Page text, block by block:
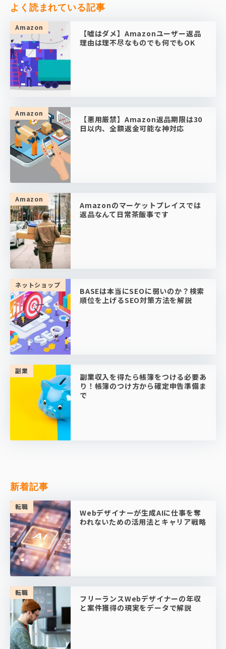
よく読まれている記事
Amazon
【嘘はダメ】Amazonユーザー返品
理由は理不尽なものでも何でもOK
Amazon
【悪用厳禁】Amazon返品期限は30
日以内、全額返金可能な神対応
Amazon
Amazonのマーケットプレイスでは
返品なんて日常茶飯事です
ネットショップ
BASEは本当にSEOに弱いのか？検索
順位を上げるSEO対策方法を解説
副業
副業収入を得たら帳簿をつける必要あ
り！帳簿のつけ方から確定申告準備ま
で
新着記事
転職
Webデザイナーが生成AIに仕事を奪
われないための活用法とキャリア戦略
転職
フリーランスWebデザイナーの年収
と案件獲得の現実をデータで解説